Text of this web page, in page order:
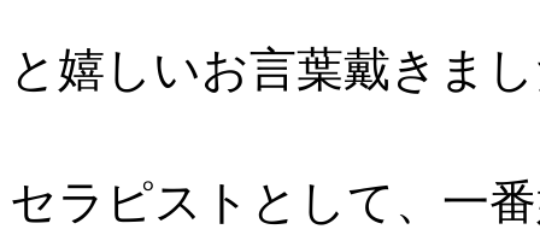
と嬉しいお言葉戴きま
セラピストとして、一